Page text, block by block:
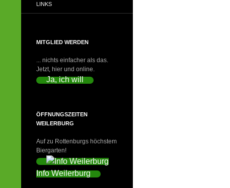
LINKS
MITGLIED WERDEN
... nichts einfacher als das.
Jetzt, hier und online.
Ja, ich will
ÖFFNUNGSZEITEN
WEILERBURG
Auf zu Rottenburgs höchstem
Biergarten!
Info Weilerburg